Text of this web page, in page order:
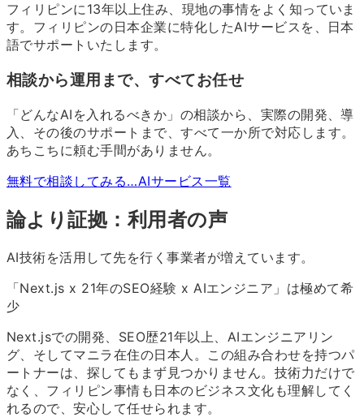
フィリピンに13年以上住み、現地の事情をよく知っていま
す。フィリピンの日本企業に特化したAIサービスを、日本
語でサポートいたします。
相談から運用まで、すべてお任せ
「どんなAIを入れるべきか」の相談から、実際の開発、導
入、その後のサポートまで、すべて一か所で対応します。
あちこちに頼む手間がありません。
無料で相談してみる…AIサービス一覧
論より証拠：利用者の声
AI技術を活用して先を行く事業者が増えています。
「Next.js x 21年のSEO経験 x AIエンジニア」は極めて希
少
Next.jsでの開発、SEO歴21年以上、AIエンジニアリン
グ、そしてマニラ在住の日本人。この組み合わせを持つパ
ートナーは、探してもまず見つかりません。技術力だけで
なく、フィリピン事情も日本のビジネス文化も理解してく
れるので、安心して任せられます。